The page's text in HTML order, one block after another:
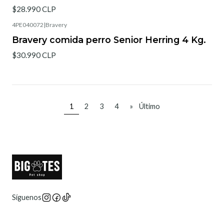
$28.990 CLP
4PE040072 |Bravery
Bravery comida perro Senior Herring 4 Kg.
$30.990 CLP
1 2 3 4 » Último
Síguenos